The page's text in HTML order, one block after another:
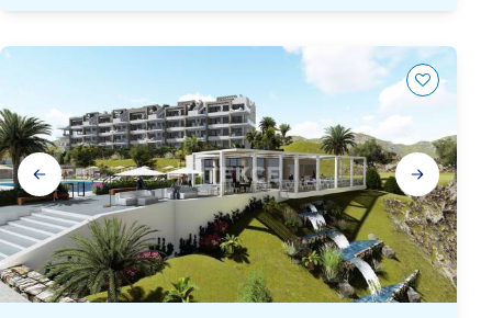
Galerij
navigatie